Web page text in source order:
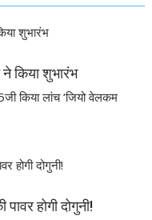
किया शुभारंभ
किया लांच ‘जियो वेलकम
होगी दोगुनी!